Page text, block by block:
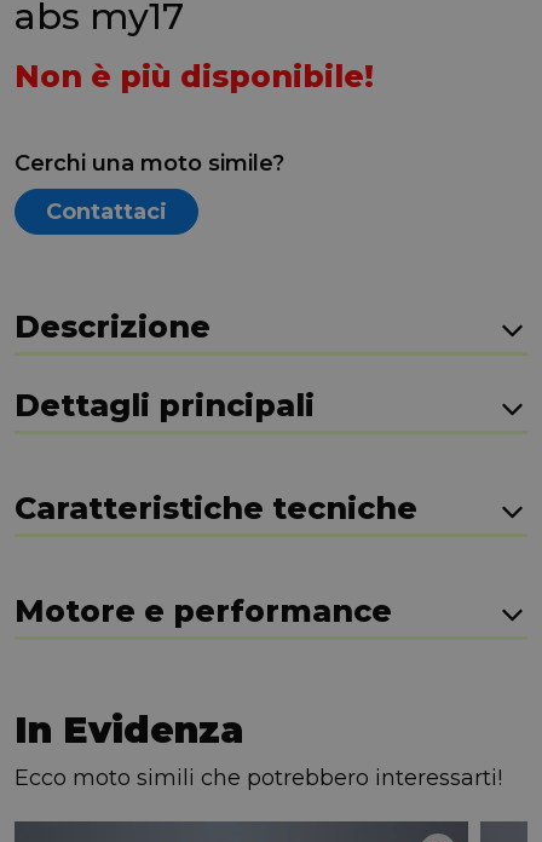
abs my17
Non è più disponibile!
Cerchi una moto simile?
Contattaci
Descrizione
Dettagli principali
Caratteristiche tecniche
Motore e performance
In Evidenza
Ecco moto simili che potrebbero interessarti!